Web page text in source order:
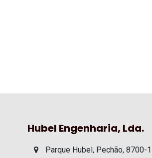
Hubel Engenharia, Lda.
Parque Hubel, Pechão, 8700-